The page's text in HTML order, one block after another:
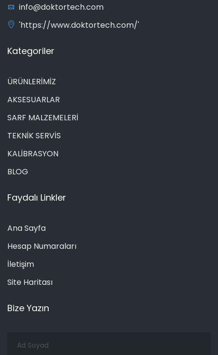
info@doktortech.com
'https://www.doktortech.com/'
Kategoriler
ÜRÜNLERİMİZ
AKSESUARLAR
SARF MALZEMELERİ
TEKNİK SERVİS
KALİBRASYON
BLOG
Faydalı Linkler
Ana Sayfa
Hesap Numaraları
İletişim
Site Haritası
Bize Yazın
Soyad